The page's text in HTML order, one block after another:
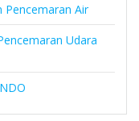
Pencemaran Air
Udara